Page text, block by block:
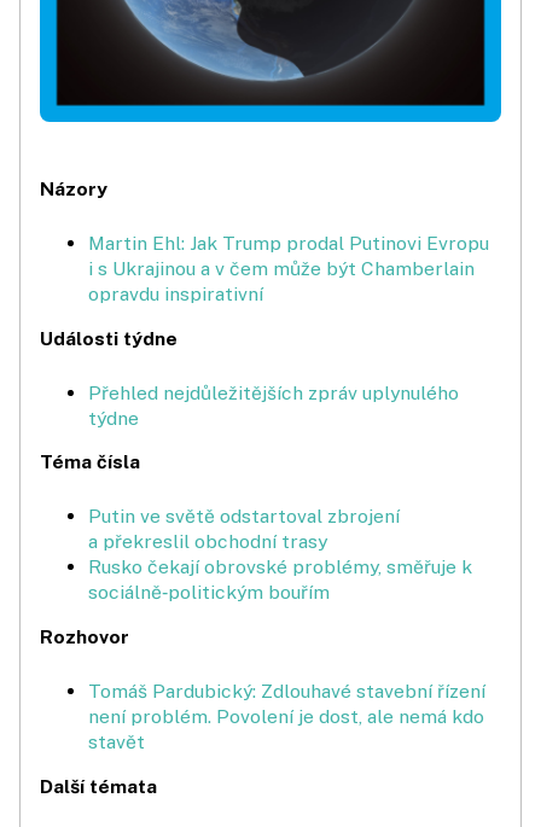
Názory
Martin Ehl: Jak Trump prodal Putinovi Evropu
i s Ukrajinou a v čem může být Chamberlain
opravdu inspirativní
Události týdne
Přehled nejdůležitějších zpráv uplynulého
týdne
Téma čísla
Putin ve světě odstartoval zbrojení
a překreslil obchodní trasy
Rusko čekají obrovské problémy, směřuje k
sociálně‑politickým bouřím
Rozhovor
Tomáš Pardubický: Zdlouhavé stavební řízení
není problém. Povolení je dost, ale nemá kdo
stavět
Další témata